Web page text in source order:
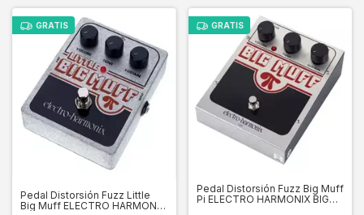
GRATIS
Pedal Distorsión Fuzz Little
Big Muff ELECTRO HARMONIX
GRATIS
Pedal Distorsión Fuzz Big Muff
Pi ELECTRO HARMONIX BIG